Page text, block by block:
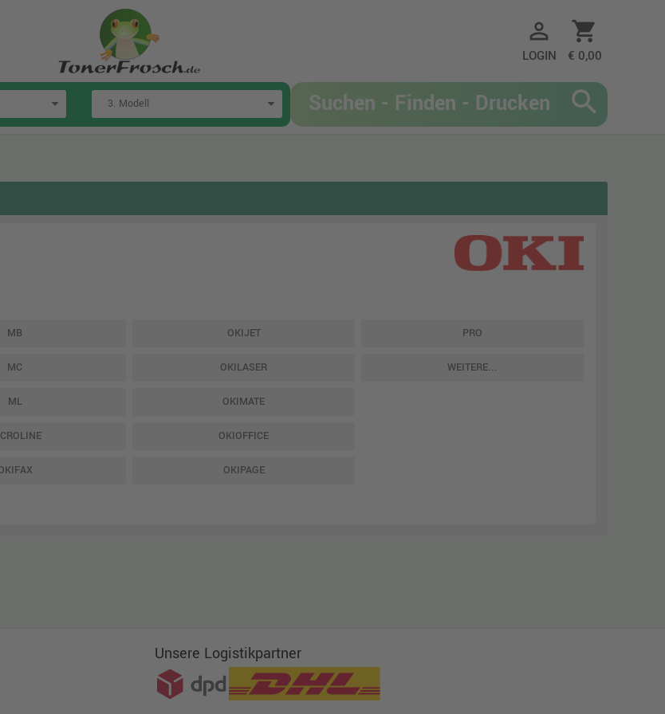
person_outline
LOGIN
shopping_cart
€ 0,00
search
MB
MC
ML
OKIJET
OKILASER
OKIMATE
OKIOFFICE
OKIPAGE
PRO
WEITERE...
Unsere Logistikpartner